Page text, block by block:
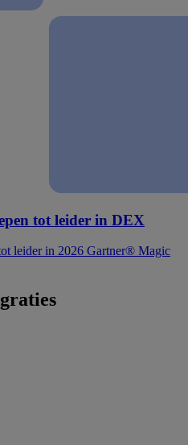
tot leider in DEX
leider in 2026 Gartner® Magic